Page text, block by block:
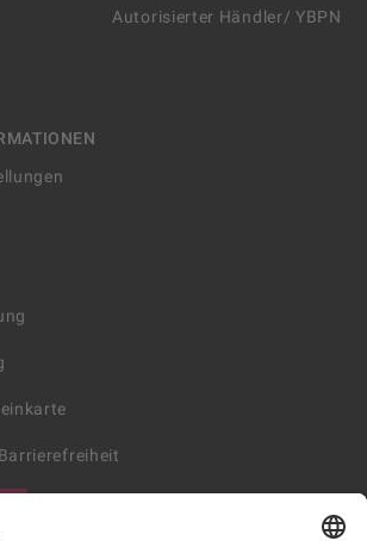
Autorisierter Händler/ YBPN